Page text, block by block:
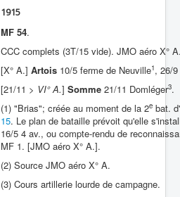
1915
MF 54.
CCC complets (3T/15 vide). JMO aéro X°
[X° A.] Artois 10/5 ferme de Neuville1, 26/
[21/11 > VI° A.] Somme 21/11 Domléger3.
(1) "Brias"; créée au moment de la 2e bat.
15. Le plan de bataille prévoit qu'elle
16/5 4 av., ou compte-rendu de
MF 1. [JMO aéro X° A.].
(2) Source JMO aéro X° A.
(3) Cours artillerie lourde de campagne.